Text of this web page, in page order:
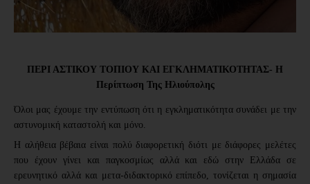
ΠΕΡΙ ΑΣΤΙΚΟΥ ΤΟΠΙΟΥ ΚΑΙ ΕΓΚΛΗΜΑΤΙΚΟΤΗΤΑΣ- Η
Περίπτωση Της Ηλιούπολης
Όλοι μας έχουμε την εντύπωση ότι η εγκληματικότητα συνάδει με την
αστυνομική καταστολή και μόνο.
Η αλήθεια βέβαια είναι πολύ διαφορετική διότι με διάφορες μελέτες
που έχουν γίνει και παγκοσμίως αλλά και εδώ στην Ελλάδα σε
ερευνητικό αλλά και μετα-διδακτορικό επίπεδο, τονίζεται η σημασία